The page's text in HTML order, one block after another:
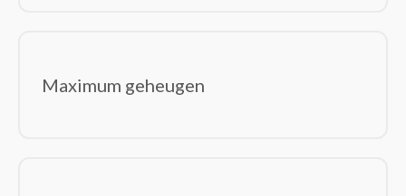
Maximum geheugen